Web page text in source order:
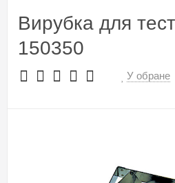
Вирубка для
150350
У обране